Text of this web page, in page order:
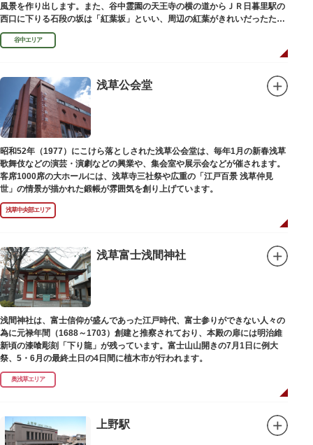
風景を作り出します。また、谷中霊園の天王寺の横の道からＪＲ日暮里駅の
西口に下りる石段の坂は「紅葉坂」といい、周辺の紅葉がきれいだったため
このように命名されたという説があります。
谷中エリア
浅草公会堂
昭和52年（1977）にこけら落としされた浅草公会堂は、毎年1月の新春浅草
歌舞伎などの演芸・演劇などの興業や、集会室や展示会などが催されます。
客席1000席の大ホールには、浅草寺三社祭や広重の「江戸百景 浅草仲見
世」の情景が描かれた鍛帳が雰囲気を創り上げています。
浅草中央部エリア
浅草富士浅間神社
浅間神社は、富士信仰が盛んであった江戸時代、富士参りができない人々の
為に元禄年間（1688～1703）創建と推察されており、本殿の扉には明治維
新頃の漆喰彫刻「下り龍」が残っています。富士山山開きの7月1日に例大
祭、5・6月の最終土日の4日間に植木市が行われます。
奥浅草エリア
上野駅